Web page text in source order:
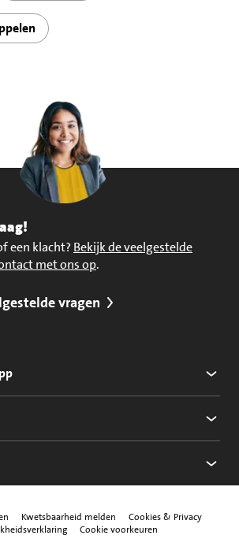
een klacht? Bekijk de veelgestelde
met ons op.
vragen
Kwetsbaarheid melden
Cookies & Privacy
Cookie voorkeuren